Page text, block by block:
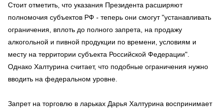
Стоит отметить, что указания Президента расширяют
полномочия субъектов РФ - теперь они смогут "устанавливать
ограничения, вплоть до полного запрета, на продажу
алкогольной и пивной продукции по времени, условиям и
месту на территории субъекта Российской Федерации".
Однако Халтурина считает, что подобные ограничения нужно
вводить на федеральном уровне.
Запрет на торговлю в ларьках Дарья Халтурина воспринимает